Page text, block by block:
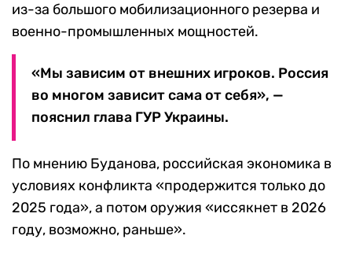
из-за большого мобилизационного резерва и
военно-промышленных мощностей.
«Мы зависим от внешних игроков. Россия
во многом зависит сама от себя», —
пояснил глава ГУР Украины.
По мнению Буданова, российская экономика в
условиях конфликта «продержится только до
2025 года», а потом оружия «иссякнет в 2026
году, возможно, раньше».